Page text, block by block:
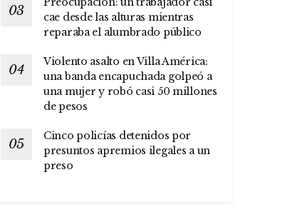
cae desde las alturas mientras
reparaba el alumbrado público
Violento asalto en Villa América:
una banda encapuchada golpeó a
una mujer y robó casi 50 millones
de pesos
Cinco policías detenidos por
presuntos apremios ilegales a un
preso